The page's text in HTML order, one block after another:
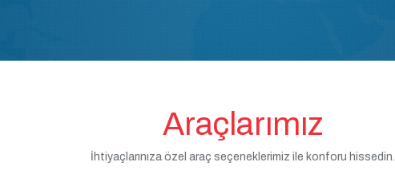
Araçlarımız
İhtiyaçlarınıza özel araç seçeneklerimiz ile konforu hissedin.